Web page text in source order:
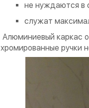
не нуждаются в
служат
Алюминиевый каркас
хромированные ручки